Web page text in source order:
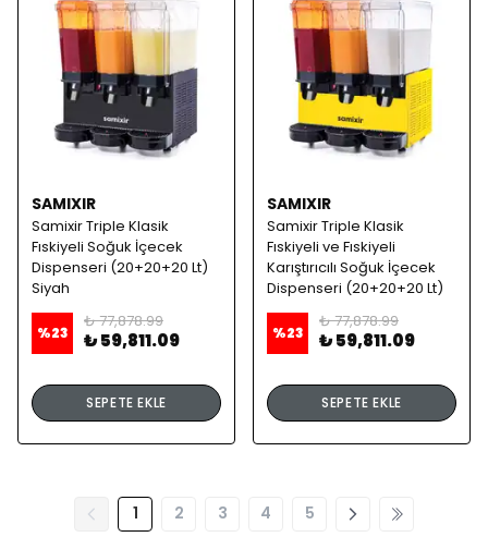
SAMIXIR
Samixir Triple Klasik
Fıskiyeli Soğuk İçecek
Dispenseri (20+20+20 Lt)
Siyah
%23
₺ 77,878.99
₺ 59,811.09
SEPETE EKLE
SAMIXIR
Samixir Triple Klasik
Fıskiyeli ve Fıskiyeli
Karıştırıcılı Soğuk İçecek
Dispenseri (20+20+20 Lt)
Sarı
%23
₺ 77,878.99
₺ 59,811.09
SEPETE EKLE
1 2 3 4 5